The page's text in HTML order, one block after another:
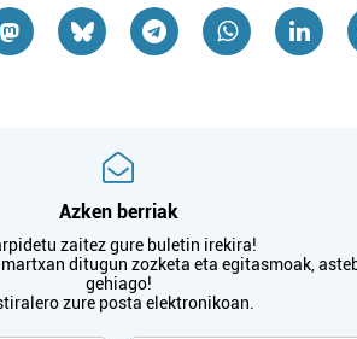
Azken berriak
zaitez gure buletin irekira!
ditugun zozketa eta egitasmoak,
gehiago!
zure posta elektronikoan.
Pasaia